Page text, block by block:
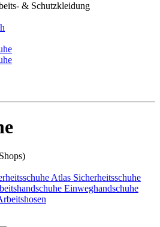
& Schutzkleidung
Atlas Sicherheitsschuhe
Einweghandschuhe